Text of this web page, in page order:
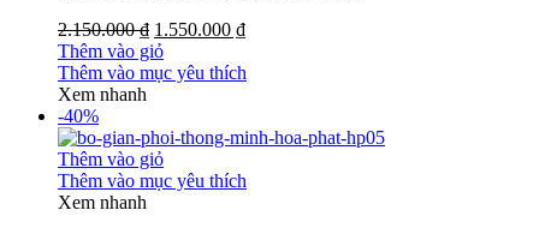
2.150.000 ₫ 1.550.000 ₫
Thêm vào giỏ
Thêm vào mục yêu thích
Xem nhanh
-40%
Thêm vào giỏ
Thêm vào mục yêu thích
Xem nhanh